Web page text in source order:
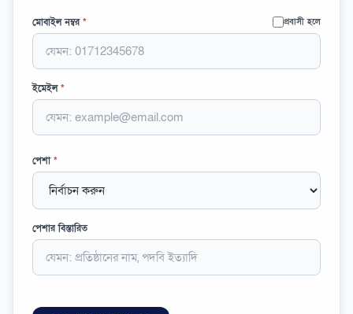
মোবাইল নম্বর* প্রবাসী হলে
ইমেইল*
পেশা*
পেশার বিস্তারিত